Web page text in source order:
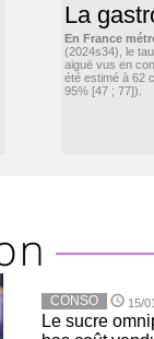
La
En France
(2024s34), le
aiguë vus en
été estimé à 62
95% [47 ; 77]).
CONSO 15/
Le sucre